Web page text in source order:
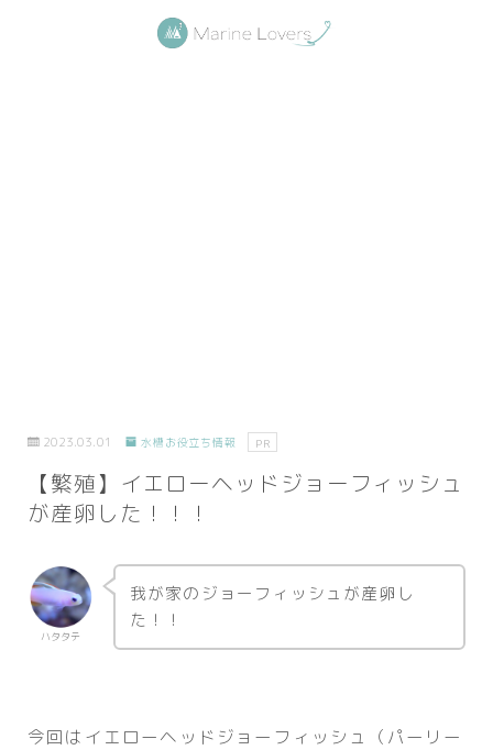
2023.03.01 水槽お役立ち情報 PR
【繁殖】イエローヘッドジョーフィッシュ
が産卵した！！！
ハタタテ
我が家のジョーフィッシュが産卵し
た！！
今回はイエローヘッドジョーフィッシュ（パーリー